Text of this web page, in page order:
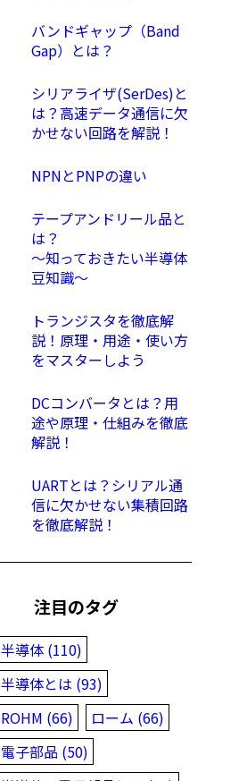
バンドギャップ（Band
Gap）とは？
シリアライザ(SerDes)と
は？高速データ通信に欠
かせない回路を解説！
NPNとPNPの違い
テープアンドリール品と
は？
〜知っておきたい半導体
豆知識〜
トランジスタを徹底解
説！原理・用途・使い方
をマスターしよう
DCコンバータとは？用
途や原理・仕組みを徹底
解説！
UARTとは？シリアル通
信に欠かせない集積回路
を徹底解説！
注目のタグ
半導体 (110)
半導体とは (93)
ROHM (66)
ローム (66)
電子部品 (50)